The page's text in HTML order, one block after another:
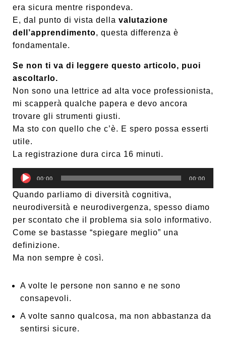
era sicura mentre rispondeva.
E, dal punto di vista della valutazione
dell’apprendimento, questa differenza è
fondamentale.
Se non ti va di leggere questo articolo, puoi
ascoltarlo.
Non sono una lettrice ad alta voce professionista,
mi scapperà qualche papera e devo ancora
trovare gli strumenti giusti.
Ma sto con quello che c’è. E spero possa esserti
utile.
La registrazione dura circa 16 minuti.
u
d
i
o
P
l
a
e
00:00 00:00
Quando parliamo di diversità cognitiva,
neurodiversità e neurodivergenza, spesso diamo
per scontato che il problema sia solo informativo.
Come se bastasse “spiegare meglio” una
definizione.
Ma non sempre è così.
A volte le persone non sanno e ne sono
consapevoli.
A volte sanno qualcosa, ma non abbastanza da
sentirsi sicure.